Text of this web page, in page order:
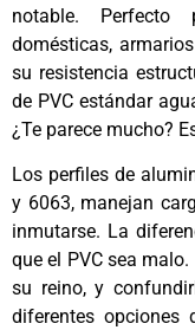
notable.
domésticas,
su resistencia
de PVC estándar
¿Te parece mucho?
Los perfiles de
y 6063, manejan
inmutarse. La
que el PVC sea
su reino, y
diferentes opciones